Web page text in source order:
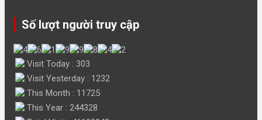
Số lượt người truy cập
Visit Today : 303
Visit Yesterday : 1232
This Month : 11725
This Year : 244328